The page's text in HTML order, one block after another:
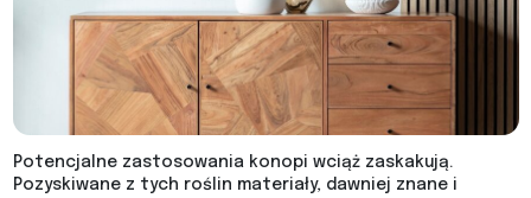
Potencjalne zastosowania konopi wciąż zaskakują.
Pozyskiwane z tych roślin materiały, dawniej znane i